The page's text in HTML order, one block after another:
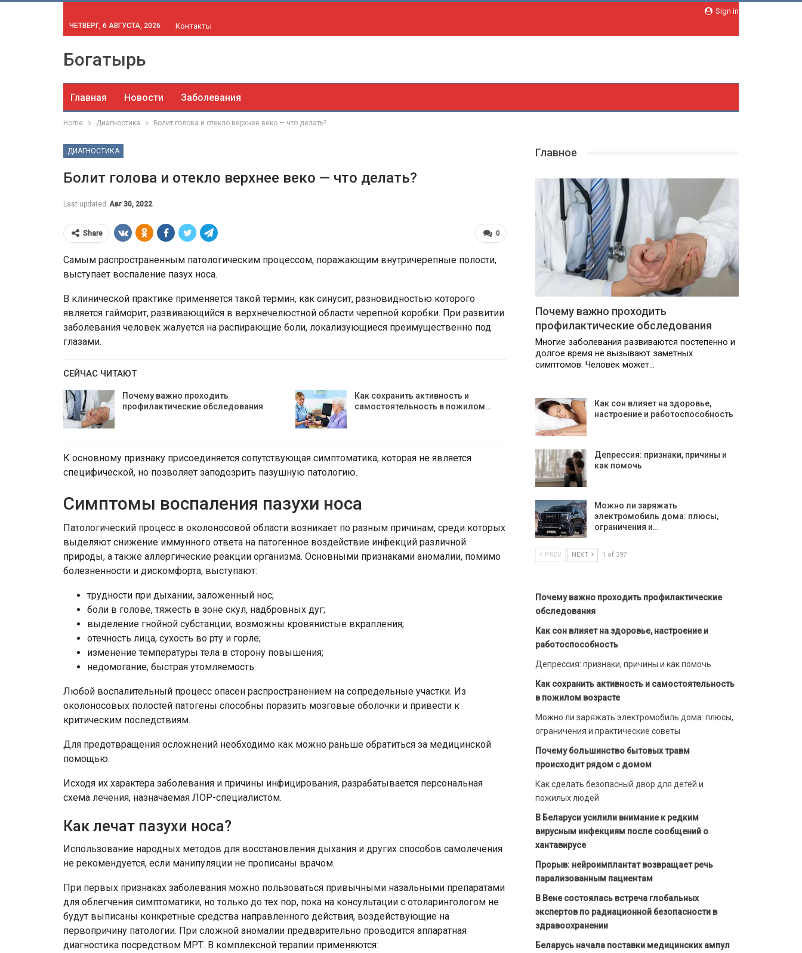
Sign in
ЧЕТВЕРГ, 6 АВГУСТА, 2026 Контакты
Богатырь
Главная Новости Заболевания
Home Диагностика Болит голова и отекло верхнее веко — что делать?
ДИАГНОСТИКА
Болит голова и отекло верхнее веко — что делать?
Last updated Авг 30, 2022
0
Share
Самым распространенным патологическим процессом, поражающим внутричерепные полости,
выступает воспаление пазух носа.
В клинической практике применяется такой термин, как синусит, разновидностью которого
является гайморит, развивающийся в верхнечелюстной области черепной коробки. При развитии
заболевания человек жалуется на распирающие боли, локализующиеся преимущественно под
глазами.
СЕЙЧАС ЧИТАЮТ
Почему важно проходить
профилактические обследования
Как сохранить активность и
самостоятельность в пожилом…
К основному признаку присоединяется сопутствующая симптоматика, которая не является
специфической, но позволяет заподозрить пазушную патологию.
Симптомы воспаления пазухи носа
Патологический процесс в околоносовой области возникает по разным причинам, среди которых
выделяют снижение иммунного ответа на патогенное воздействие инфекций различной
природы, а также аллергические реакции организма. Основными признаками аномалии, помимо
болезненности и дискомфорта, выступают:
трудности при дыхании, заложенный нос;
боли в голове, тяжесть в зоне скул, надбровных дуг;
выделение гнойной субстанции, возможны кровянистые вкрапления;
отечность лица, сухость во рту и горле;
изменение температуры тела в сторону повышения;
недомогание, быстрая утомляемость.
Любой воспалительный процесс опасен распространением на сопредельные участки. Из
околоносовых полостей патогены способны поразить мозговые оболочки и привести к
критическим последствиям.
Для предотвращения осложнений необходимо как можно раньше обратиться за медицинской
помощью.
Исходя их характера заболевания и причины инфицирования, разрабатывается персональная
схема лечения, назначаемая ЛОР-специалистом.
Как лечат пазухи носа?
Использование народных методов для восстановления дыхания и других способов самолечения
не рекомендуется, если манипуляции не прописаны врачом.
При первых признаках заболевания можно пользоваться привычными назальными препаратами
для облегчения симптоматики, но только до тех пор, пока на консультации с отоларингологом не
будут выписаны конкретные средства направленного действия, воздействующие на
первопричину патологии. При сложной аномалии предварительно проводится аппаратная
диагностика посредством МРТ. В комплексной терапии применяются:
Главное
Почему важно проходить
профилактические обследования
Многие заболевания развиваются постепенно и
долгое время не вызывают заметных
симптомов. Человек может…
Как сон влияет на здоровье,
настроение и работоспособность
Депрессия: признаки, причины и
как помочь
Можно ли заряжать
электромобиль дома: плюсы,
ограничения и…
PREV NEXT 1 of 397
Почему важно проходить профилактические
обследования
Как сон влияет на здоровье, настроение и
работоспособность
Депрессия: признаки, причины и как помочь
Как сохранить активность и самостоятельность
в пожилом возрасте
Можно ли заряжать электромобиль дома: плюсы,
ограничения и практические советы
Почему большинство бытовых травм
происходит рядом с домом
Как сделать безопасный двор для детей и
пожилых людей
В Беларуси усилили внимание к редким
вирусным инфекциям после сообщений о
хантавирусе
Прорыв: нейроимплантат возвращает речь
парализованным пациентам
В Вене состоялась встреча глобальных
экспертов по радиационной безопасности в
здравоохранении
Беларусь начала поставки медицинских ампул